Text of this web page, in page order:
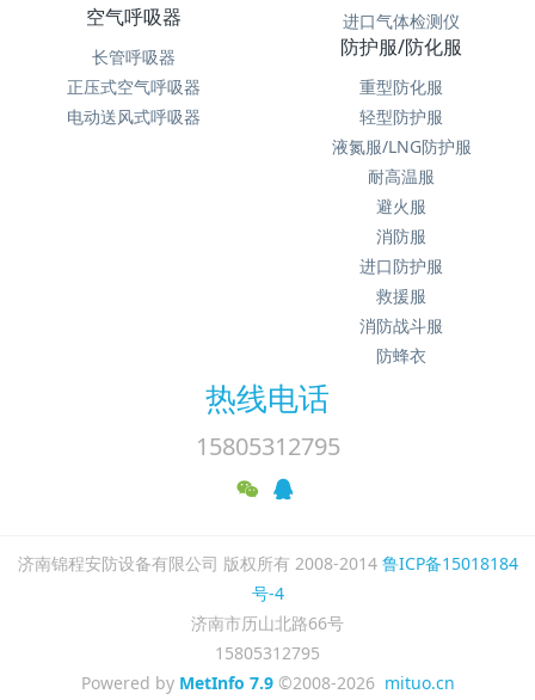
进口气体检测仪
空气呼吸器
长管呼吸器
正压式空气呼吸器
电动送风式呼吸器
防护服/防化服
重型防化服
轻型防护服
液氮服/LNG防护服
耐高温服
避火服
消防服
进口防护服
救援服
消防战斗服
防蜂衣
热线电话
15805312795
济南锦程安防设备有限公司 版权所有 2008-2014 鲁ICP备15018184
号-4
济南市历山北路66号
15805312795
Powered by MetInfo 7.9©2008-2026 mituo.cn